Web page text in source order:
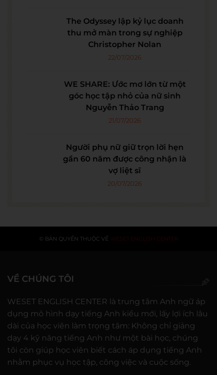
The Odyssey lập kỷ lục doanh
thu mở màn trong sự nghiệp
Christopher Nolan
22/07/2026
WE SHARE: Ước mơ lớn từ một
góc học tập nhỏ của nữ sinh
Nguyễn Thảo Trang
21/07/2026
Người phụ nữ giữ trọn lời hẹn
gần 60 năm được công nhận là
vợ liệt sĩ
20/07/2026
© BẢN QUYỀN THUỘC VỀ WESET ENGLISH CENTER
VỀ CHÚNG TÔI
WESET ENGLISH CENTER là trung tâm Anh ngữ áp
dụng mô hình dạy tiếng Anh kiểu mới, lấy lợi ích lâu
dài của học viên làm trọng tâm: Không chỉ giảng
dạy 4 kỹ năng tiếng Anh như một bài học, chúng
tôi còn giúp học viên biết cách áp dụng tiếng Anh
nhằm phục vụ học tập, công việc và cuộc sống.